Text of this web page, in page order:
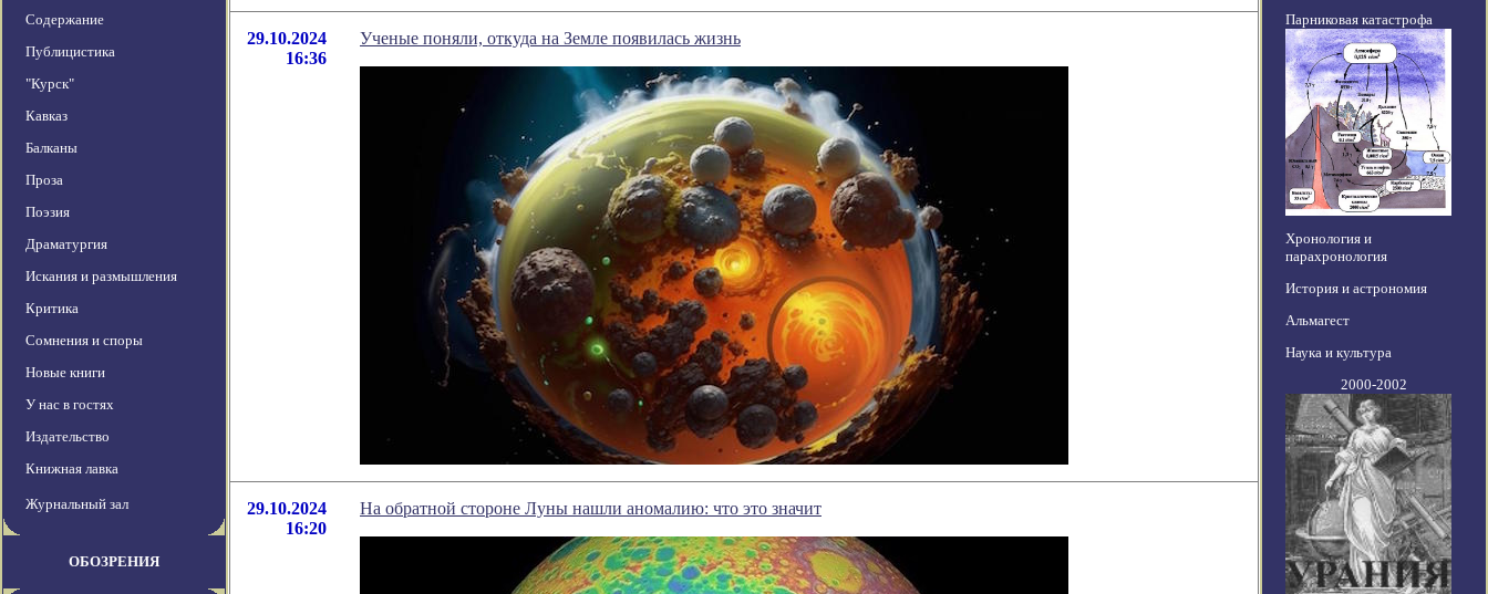
Содержание
Публицистика
"Курск"
Кавказ
Балканы
Проза
Поэзия
Драматургия
Искания и размышления
Критика
Сомнения и споры
Новые книги
У нас в гостях
Издательство
Книжная лавка
Журнальный зал
ОБОЗРЕНИЯ
29.10.2024
16:36
Ученые поняли, откуда на Земле появилась жизнь
29.10.2024
16:20
На обратной стороне Луны нашли аномалию: что это значит
Парниковая катастрофа
Хронология и
парахронология
История и астрономия
Альмагест
Наука и культура
2000-2002